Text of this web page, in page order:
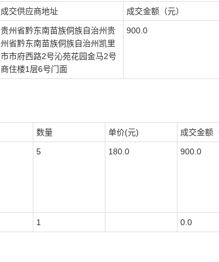
成交供应商地址 成交金额（元）
贵州省黔东南苗族侗族自治州贵
州省黔东南苗族侗族自治州凯里
市市府西路2号沁苑花园金马2号
商住楼1层6号门面
900.0
数量 单价(元) 成交金额
5 180.0 900.0
1 0.0